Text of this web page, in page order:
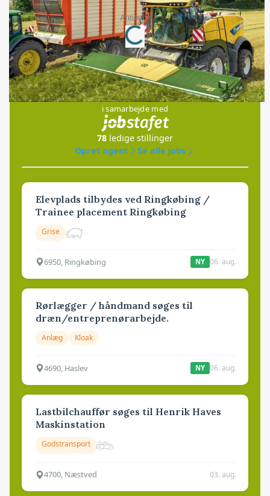
Annonce
Loading...
Jobs
i samarbejde med
78 ledige stillinger
Opret agent
Se alle jobs
Elevplads tilbydes ved Ringkøbing /
Trainee placement Ringkøbing
Grise
6950, Ringkøbing NY 06. aug.
Rørlægger / håndmand søges til
dræn/entreprenørarbejde.
Anlæg Kloak
4690, Haslev NY 06. aug.
Lastbilchauffør søges til Henrik Haves
Maskinstation
Godstransport
4700, Næstved 03. aug.